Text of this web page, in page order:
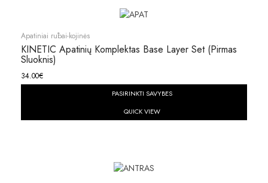
Apatiniai rūbai-kojinės
KINETIC Apatinių Komplektas Base Layer Set (pirmas
Sluoknis)
34.00€
PASIRINKTI SAVYBES
QUICK VIEW